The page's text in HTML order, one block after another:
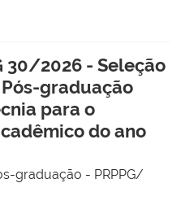
30/2026 - Seleção
graduação
para o
do ano
graduação - PRPPG/